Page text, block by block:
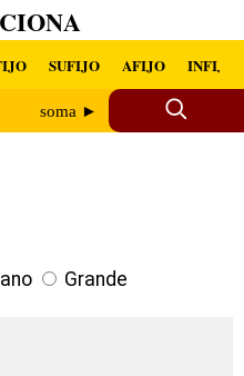
SUFIJO AFIJO INFIJO
soma ►
Grande